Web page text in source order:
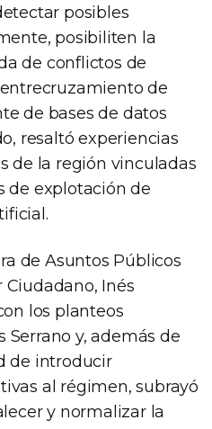
posibles
posibiliten la
de conflictos de
de
de bases de datos
resaltó experiencias
de la región vinculadas
de explotación de
de Asuntos Públicos
Inés
los planteos
y, además de
de introducir
al régimen, subrayó
y normalizar la